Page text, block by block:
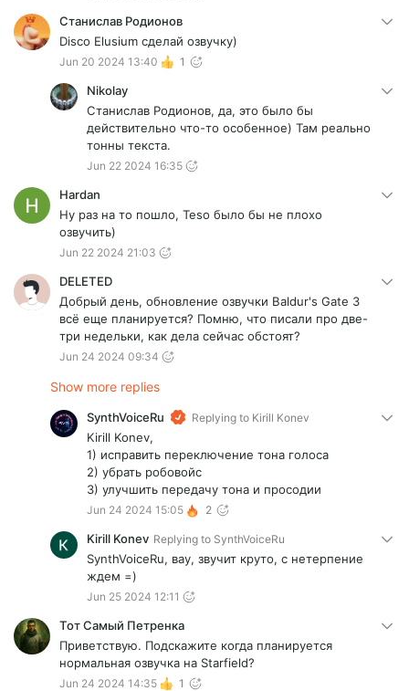
Станислав Родионов
Disco Elusium сделай озвучку)
Jun 20 2024 13:40 1
Nikolay
Станислав Родионов, да, это было бы
действительно что-то особенное) Там реально
тонны текста.
Jun 22 2024 16:35
Hardan
Ну раз на то пошло, Teso было бы не плохо
озвучить)
Jun 22 2024 21:03
DELETED
Добрый день, обновление озвучки Baldur's Gate 3
всё еще планируется? Помню, что писали про две-
три недельки, как дела сейчас обстоят?
Jun 24 2024 09:34
Show more replies
SynthVoiceRu Replying to Kirill Konev
Kirill Konev,
1) исправить переключение тона голоса
2) убрать робовойс
3) улучшить передачу тона и просодии
Jun 24 2024 15:05 2
Kirill Konev Replying to SynthVoiceRu
SynthVoiceRu, вау, звучит круто, с нетерпение
ждем =)
Jun 25 2024 12:11
Тот Самый Петренка
Приветствую. Подскажите когда планируется
нормальная озвучка на Starfield?
Jun 24 2024 14:35 1